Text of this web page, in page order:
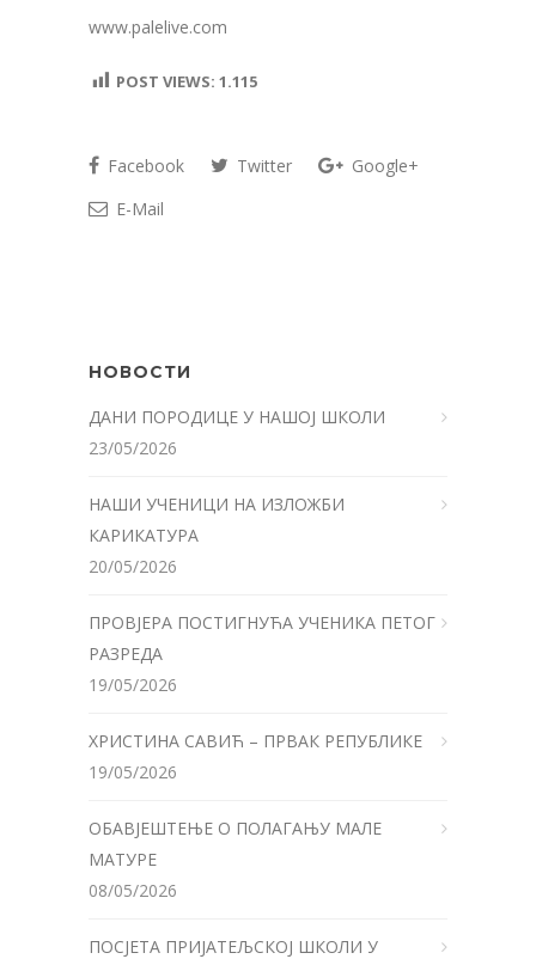
www.palelive.com
POST VIEWS: 1.115
Facebook Twitter
Google+
E-Mail
НОВОСТИ
ДАНИ ПОРОДИЦЕ У НАШОЈ ШКОЛИ
23/05/2026
НАШИ УЧЕНИЦИ НА ИЗЛОЖБИ
КАРИКАТУРА
20/05/2026
ПРОВЈЕРА ПОСТИГНУЋА УЧЕНИКА ПЕТОГ
РАЗРЕДА
19/05/2026
ХРИСТИНА САВИЋ – ПРВАК РЕПУБЛИКЕ
19/05/2026
ОБАВЈЕШТЕЊЕ О ПОЛАГАЊУ МАЛЕ
МАТУРЕ
08/05/2026
ПОСЈЕТА ПРИЈАТЕЉСКОЈ ШКОЛИ У